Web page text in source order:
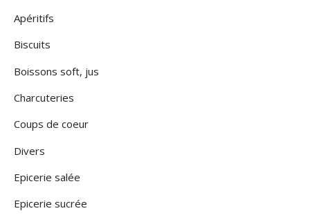
Apéritifs
Biscuits
Boissons soft, jus
Charcuteries
Coups de coeur
Divers
Epicerie salée
Epicerie sucrée